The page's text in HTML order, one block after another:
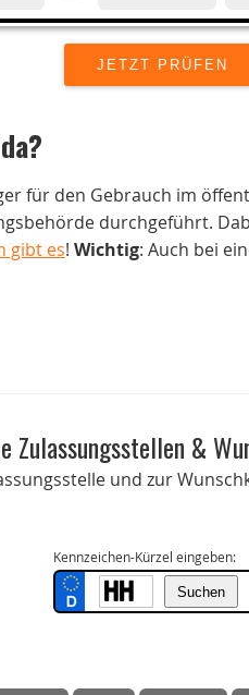
?
für den Gebrauch im
durchgeführt.
gibt es! Wichtig: Auch bei
Zulassungsstellen &
und zur
Kennzeichen-Kürzel eingeben: